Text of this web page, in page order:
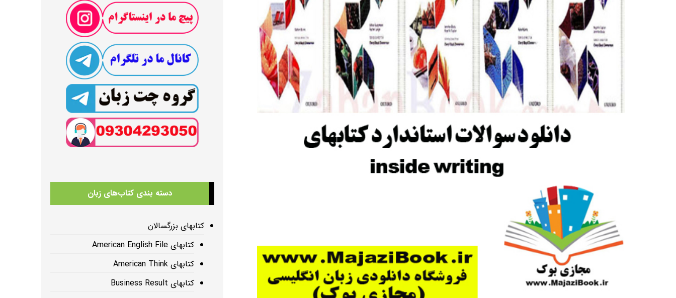
دسته بندی کتاب‌های زبان
کتابهای بزرگسالان
کتابهای American English File
کتابهای American Think
کتابهای Business Result